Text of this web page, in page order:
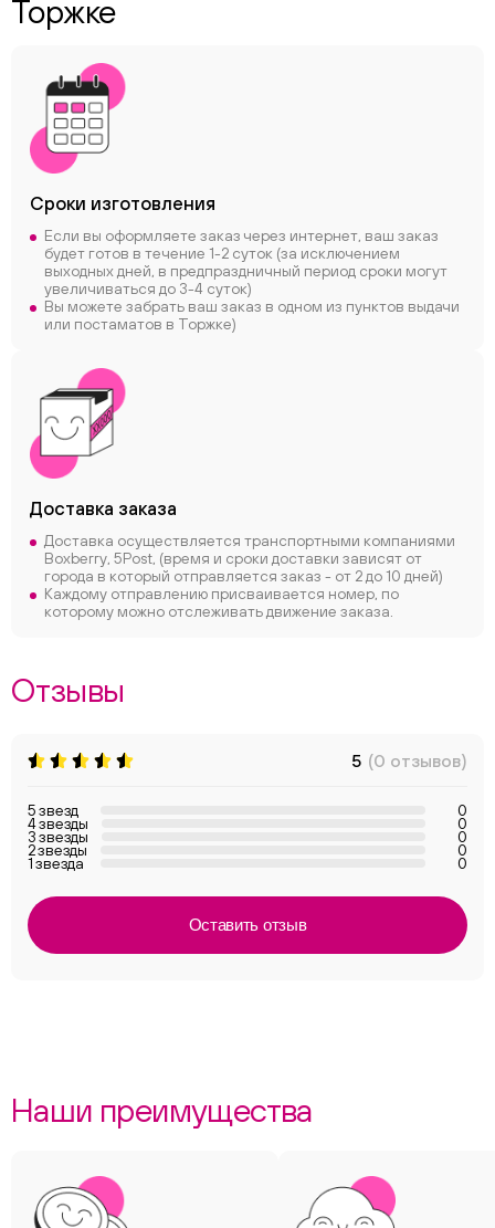
Торжке
Сроки изготовления
Если вы оформляете заказ через интернет, ваш заказ
будет готов в течение 1-2 суток (за исключением
выходных дней, в предпраздничный период сроки могут
увеличиваться до 3-4 суток)
Вы можете забрать ваш заказ в одном из пунктов выдачи
или постаматов в Торжке)
Доставка заказа
Доставка осуществляется транспортными компаниями
Boxberry, 5Post, (время и сроки доставки зависят от
города в который отправляется заказ - от 2 до 10 дней)
Каждому отправлению присваивается номер, по
которому можно отслеживать движение заказа.
Отзывы
5 (0 отзывов)
5 звезд 0
4 звезды 0
3 звезды 0
2 звезды 0
1 звезда 0
Оставить отзыв
Наши преимущества